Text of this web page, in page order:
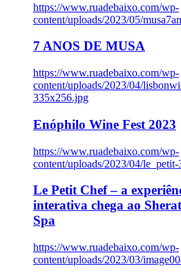
https://www.ruadebaixo.com/wp-
content/uploads/2023/05/
7 ANOS DE MUSA
https://www.ruadebaixo.com/wp-
content/uploads/2023/04/
335x256.jpg
Enóphilo Wine Fest 2023
https://www.ruadebaixo.com/wp-
content/uploads/2023/04/
Le Petit Chef – a
interativa chega ao
Spa
https://www.ruadebaixo.com/wp-
content/uploads/2023/03/